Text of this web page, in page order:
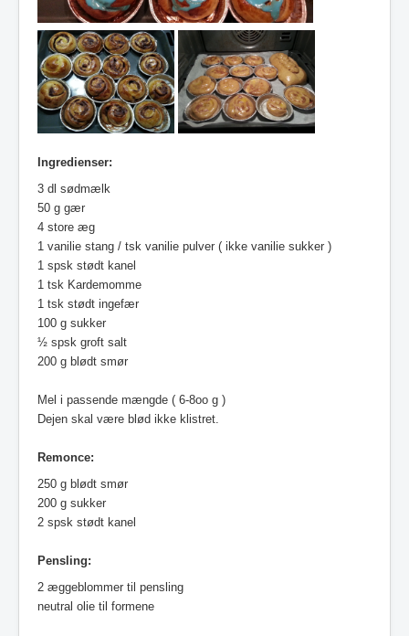
Ingredienser:
3 dl sødmælk
50 g gær
4 store æg
1 vanilie stang / tsk vanilie pulver ( ikke vanilie sukker )
1 spsk stødt kanel
1 tsk Kardemomme
1 tsk stødt ingefær
100 g sukker
½ spsk groft salt
200 g blødt smør
Mel i passende mængde ( 6-8oo g )
Dejen skal være blød ikke klistret.
Remonce:
250 g blødt smør
200 g sukker
2 spsk stødt kanel
Pensling:
2 æggeblommer til pensling
neutral olie til formene